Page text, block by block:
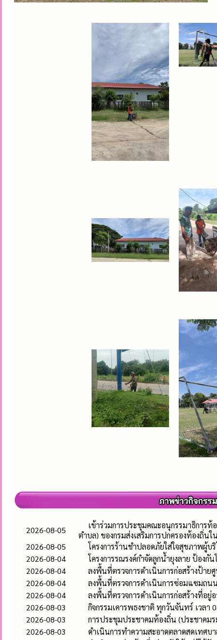
2026-08-05
เข้าร่วมการประชุมคณะอนุกรรมาธิการ
ตำบล) ของกรมส่งเสริมการปกครองท้องถิ่นใ
2026-08-05
โครงการร้านชำปลอดภัยใส่ใจสุขภาพผู้บ
2026-08-04
โครงการรณรงค์กำจัดลูกน้ำยุงลาย ป้อง
2026-08-04
ลงพื้นที่ตรวจการดำเนินการก่อสร้างป้า
2026-08-04
ลงพื้นที่ตรวจการดำเนินการซ่อมแซมถน
2026-08-04
ลงพื้นที่ตรวจการดำเนินการก่อสร้างที่อ
2026-08-03
กิจกรรมเคารพธงชาติ ทุกวันจันทร์ เวลา
2026-08-03
การประชุมประชาคมท้องถิ่น (ประชาคม
2026-08-03
ดำเนินการทำความสะอาดตลาดสดเทศ